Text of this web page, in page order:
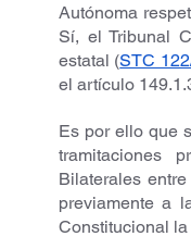
Autónoma
Sí, el Tribunal
estatal (STC
el artículo
Es por ello que
tramitaciones
Bilaterales
previamente a
Constitucional